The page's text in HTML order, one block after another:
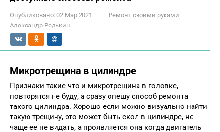
Опубликовано: 02 Мар 2021
Ремонт своими руками
Александр Редькин
Микротрещина в цилиндре
Признаки такие что и микротрещина в головке,
повторятся не буду, а сразу опешу способ ремонта
такого цилиндра. Хорошо если можно визуально найти
такую трещину, это может быть скол в цилиндре, но
чаще ее не видать, а проявляется она когда двигатель